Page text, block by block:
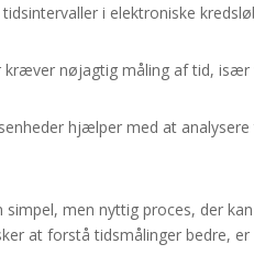
i elektroniske
kræver nøjagtig måling af tid, især
hjælper med at analysere
men nyttig proces, der
at forstå tidsmålinger bedre,